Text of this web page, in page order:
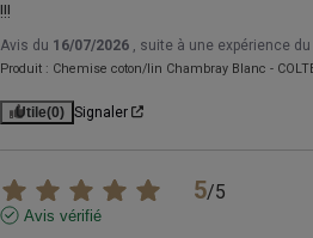
!!!
Avis du 16/07/2026 , suite à une expérience du
Produit : Chemise coton/lin Chambray Blanc -
Utile(0) Signaler
5/5
Avis vérifié